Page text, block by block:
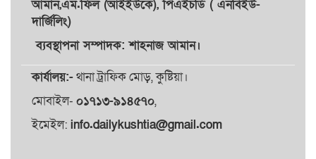
আমান,এম.ফিল (আইইউকে), পিএইচডি ( এনবিইউ-
দার্জিলিং)
ব্যবস্থাপনা সম্পাদক: শাহনাজ আমান।
কার্যালয়:-থানা ট্রাফিক মোড়, কুষ্টিয়া।
মোবাইল- ০১৭১৩-৯১৪৫৭০,
ইমেইল: info.dailykushtia@gmail.com